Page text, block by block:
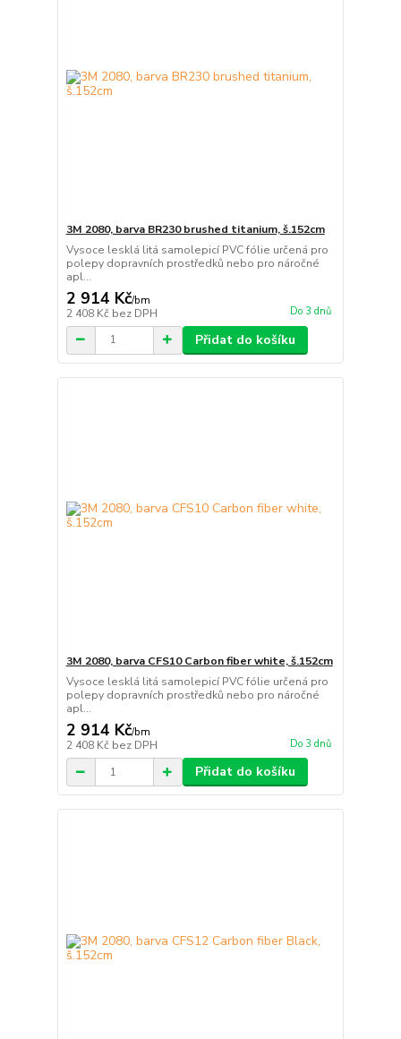
3M 2080, barva BR230 brushed titanium, š.152cm
Vysoce lesklá litá samolepicí PVC fólie určená pro
polepy dopravních prostředků nebo pro náročné
apl...
2 914 Kč/bm
2 408 Kč bez DPH Do 3 dnů
Přidat do košíku
3M 2080, barva CFS10 Carbon fiber white, š.152cm
Vysoce lesklá litá samolepicí PVC fólie určená pro
polepy dopravních prostředků nebo pro náročné
apl...
2 914 Kč/bm
2 408 Kč bez DPH Do 3 dnů
Přidat do košíku